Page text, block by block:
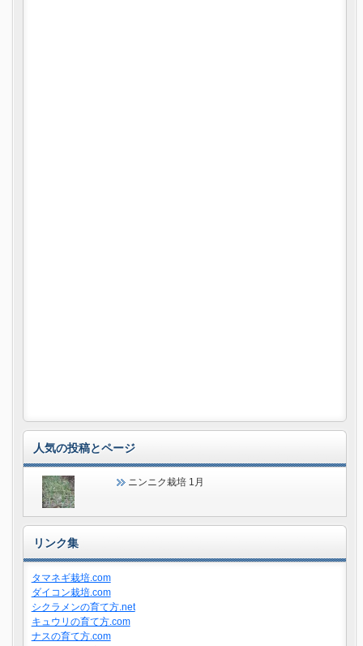
人気の投稿とページ
ニンニク栽培 1月
リンク集
タマネギ栽培.com
ダイコン栽培.com
シクラメンの育て方.net
キュウリの育て方.com
ナスの育て方.com